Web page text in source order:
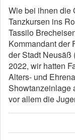
Wie bei ihnen die
Tanzkursen ins
Tassilo
Kommandant der
der Stadt Neusäß
2022, wir hatten
Alters- und
Showtanzeinlage
vor allem die